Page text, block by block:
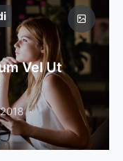
Vel Ut